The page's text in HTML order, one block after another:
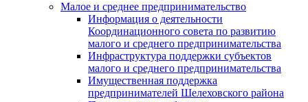
Малое и среднее предпринимательство
Информация о деятельности
Координационного совета по развитию
малого и среднего предпринимательства
Инфраструктура поддержки субъектов
малого и среднего предпринимательства
Имущественная поддержка
предпринимателей Шелеховского района